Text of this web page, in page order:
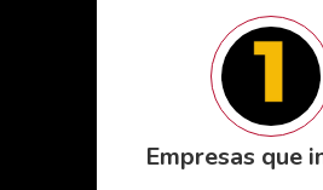
Empresas que